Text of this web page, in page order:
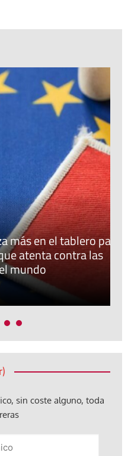
en el tablero para
contra las
sin coste alguno, toda